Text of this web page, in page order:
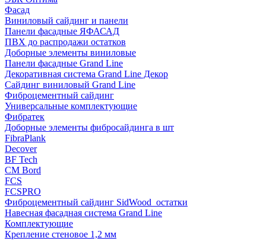
Фасад
Виниловый сайдинг и панели
Панели фасадные ЯФАСАД
ПВХ до распродажи остатков
Доборные элементы виниловые
Панели фасадные Grand Line
Декоративная система Grand Line Декор
Сайдинг виниловый Grand Line
Фиброцементный сайдинг
Универсальные комплектующие
Фибратек
Доборные элементы фибросайдинга в шт
FibraPlank
Decover
BF Tech
CM Bord
FCS
FCSPRO
Фиброцементный сайдинг SidWood_остатки
Навесная фасадная система Grand Line
Комплектующие
Крепление стеновое 1,2 мм